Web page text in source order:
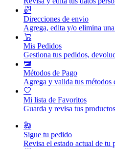
Direcciones de envio
Agrega, edita y/o elimina
Mis Pedidos
Gestiona tus pedidos,
Métodos de Pago
Agrega y valida tus métodos
Mi lista de Favoritos
Guarda y revisa tus productos
Sigue tu pedido
Revisa el estado actual de tu